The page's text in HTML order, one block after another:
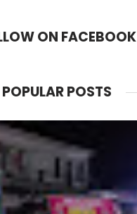
ON FACEBOOK
POPULAR POSTS